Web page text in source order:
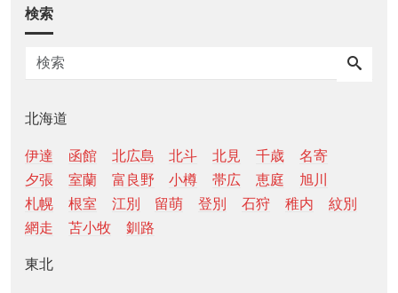
検索
北海道
伊達 函館 北広島 北斗 北見 千歳
名寄
夕張
室蘭 富良野 小樽 帯広 恵庭
旭川
札幌
根室 江別 留萌 登別 石狩 稚内
紋別
網走
苫小牧 釧路
東北